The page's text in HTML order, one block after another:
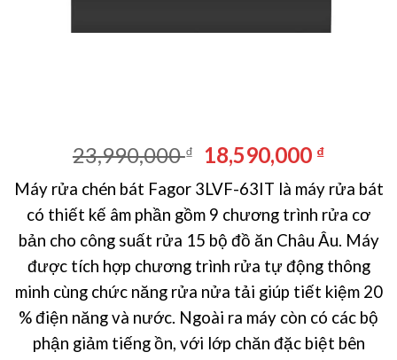
23,990,000₫
Giá
gốc
là:
23,990,000 ₫.
18,590,000 ₫Giá
tại
là:
Máy rửa chén bát Fagor 3LVF-63IT là máy rửa bát
có thiết kế âm phần gồm 9 chương trình rửa cơ
bản cho công suất rửa 15 bộ đồ ăn Châu Âu. Máy
được tích hợp chương trình rửa tự động thông
minh cùng chức năng rửa nửa tải giúp tiết kiệm 20
% điện năng và nước. Ngoài ra máy còn có các bộ
phận giảm tiếng ồn, với lớp chăn đặc biệt bên